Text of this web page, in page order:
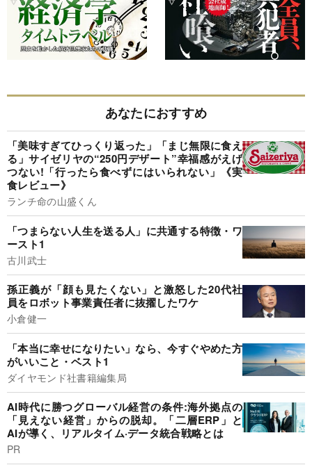
あなたにおすすめ
「美味すぎてひっくり返った」「まじ無限に食え
る」サイゼリヤの“250円デザート”幸福感がえげ
つない!「行ったら食べずにはいられない」《実
食レビュー》
ランチ命の山盛くん
「つまらない人生を送る人」に共通する特徴・ワ
ースト1
古川武士
孫正義が「顔も見たくない」と激怒した20代社
員をロボット事業責任者に抜擢したワケ
小倉健一
「本当に幸せになりたい」なら、今すぐやめた方
がいいこと・ベスト1
ダイヤモンド社書籍編集局
AI時代に勝つグローバル経営の条件:海外拠点の
「見えない経営」からの脱却。「二層ERP」と
AIが導く、リアルタイム·データ統合戦略とは
PR